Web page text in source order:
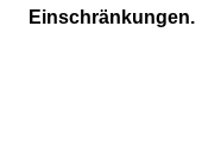
Einschränkungen.